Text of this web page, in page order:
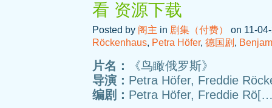
看 资源下载
Posted by 阁主 in 剧集（付费）
on 11-
Röckenhaus, Petra Höfer, 德国剧 ,
片名：
《鸟瞰俄罗斯》
导演： Petra Höfer, Freddie
编剧： Petra Höfer, Freddie